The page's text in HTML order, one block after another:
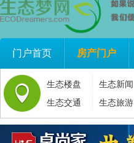
门户首页 房产门户
生态楼盘 生态新闻
生态交通
生态旅游